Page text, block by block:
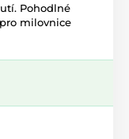
Pohodlné
milovnice